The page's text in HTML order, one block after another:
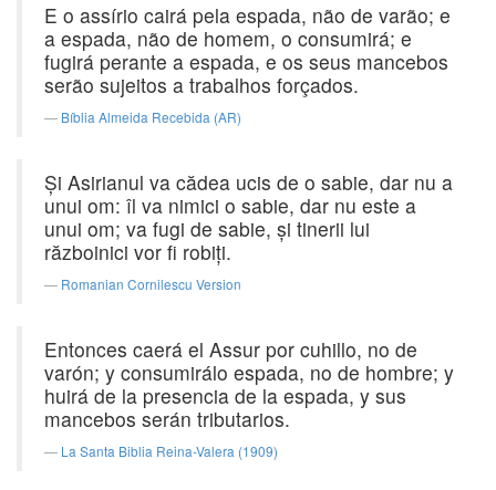
E o assírio cairá pela espada, não de varão; e
a espada, não de homem, o consumirá; e
fugirá perante a espada, e os seus mancebos
serão sujeitos a trabalhos forçados.
Bíblia Almeida Recebida (AR)
Şi Asirianul va cădea ucis de o sabie, dar nu a
unui om: îl va nimici o sabie, dar nu este a
unui om; va fugi de sabie, şi tinerii lui
războinici vor fi robiţi.
Romanian Cornilescu Version
Entonces caerá el Assur por cuhillo, no de
varón; y consumirálo espada, no de hombre; y
huirá de la presencia de la espada, y sus
mancebos serán tributarios.
La Santa Biblia Reina-Valera (1909)